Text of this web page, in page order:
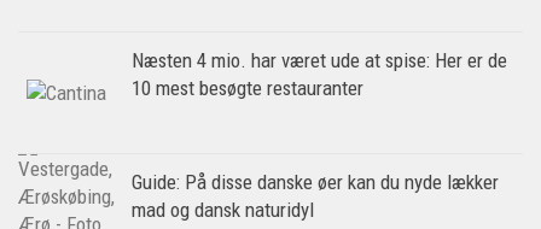
Næsten 4 mio. har været ude at spise: Her er de
10 mest besøgte restauranter
Guide: På disse danske øer kan du nyde lækker
mad og dansk naturidyl